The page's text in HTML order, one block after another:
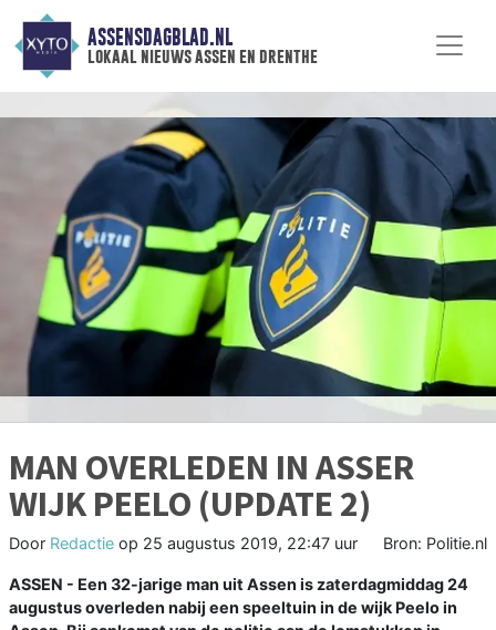
ASSENSDAGBLAD.NL
lokaal nieuws assen en drenthe
MAN OVERLEDEN IN ASSER
WIJK PEELO (UPDATE 2)
Door Redactie op 25 augustus 2019, 22:47 uur Bron: Politie.nl
ASSEN - Een 32-jarige man uit Assen is zaterdagmiddag 24
augustus overleden nabij een speeltuin in de wijk Peelo in